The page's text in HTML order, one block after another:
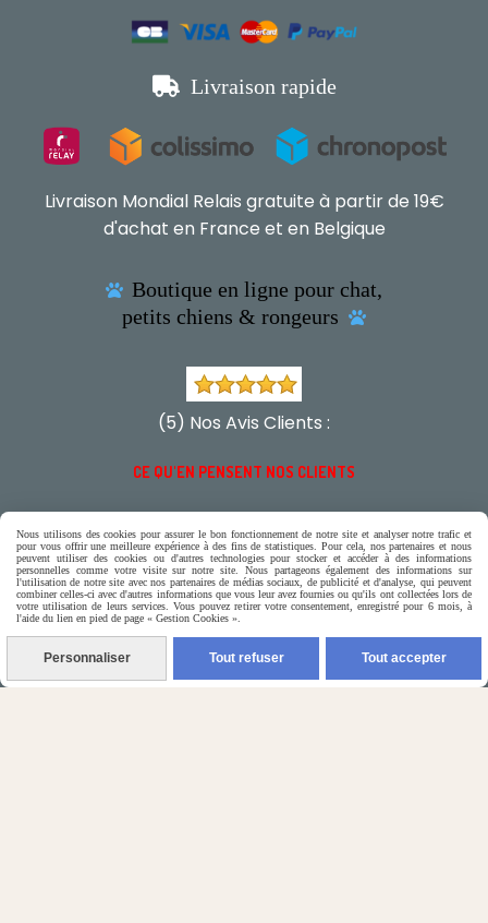
 Livraison rapide
Livraison Mondial Relais gratuite à partir de 19€
d'achat en France et en Belgique
 Boutique en ligne pour chat,
petits chiens & rongeurs

(5) Nos Avis Clients :
CE QU'EN PENSENT NOS CLIENTS
N'hésitez pas à contacter Monique
par téléphone
0618321265
Nous utilisons des cookies pour assurer le bon fonctionnement de notre site et analyser notre trafic et
pour vous offrir une meilleure expérience à des fins de statistiques. Pour cela, nos partenaires et nous
peuvent utiliser des cookies ou d'autres technologies pour stocker et accéder à des informations
personnelles comme votre visite sur notre site. Nous partageons également des informations sur
l'utilisation de notre site avec nos partenaires de médias sociaux, de publicité et d'analyse, qui peuvent
combiner celles-ci avec d'autres informations que vous leur avez fournies ou qu'ils ont collectées lors de
votre utilisation de leurs services. Vous pouvez retirer votre consentement, enregistré pour 6 mois, à
l'aide du lien en pied de page « Gestion Cookies ».
Personnaliser Tout refuser Tout accepter